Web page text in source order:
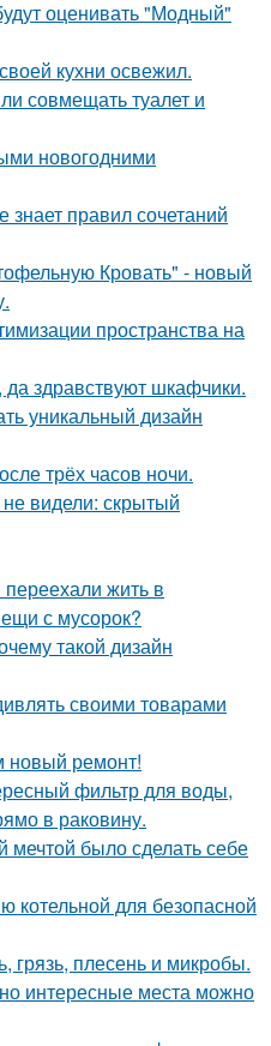
оценивать "Модный"
кухни освежил.
совмещать туалет и
новогодними
знает правил сочетаний
Кровать" - новый
пространства на
здравствуют шкафчики.
уникальный дизайн
трёх часов ночи.
не видели: скрытый
жить в
с мусорок?
такой дизайн
своими товарами
новый ремонт!
фильтр для воды,
в раковину.
мечтой было сделать себе
котельной для безопасной
грязь, плесень и микробы.
интересные места можно